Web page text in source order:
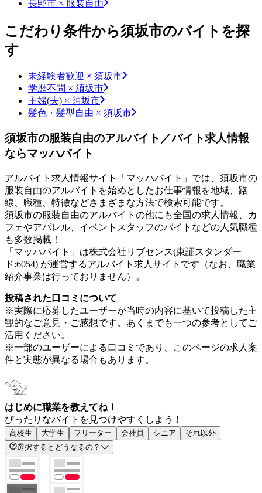
長野市 × 服装自由
こだわり条件から須坂市のバイトを探
す
未経験者歓迎 × 須坂市
学歴不問 × 須坂市
主婦(夫) × 須坂市
髪色・髪型自由 × 須坂市
須坂市の服装自由のアルバイト／バイト求人情報
ならマッハバイト
アルバイト求人情報サイト「マッハバイト」では、須坂市の
服装自由のアルバイトを始めとしたお仕事情報を地域、路
線、職種、特徴などさまざまな方法で検索可能です。
須坂市の服装自由のアルバイトの他にも全国の求人情報、カ
フェやアパレル、イベントスタッフのバイトなどの人気職種
も多数掲載！
「マッハバイト」は株式会社リブセンス(東証スタンダー
ド:6054) が運営するアルバイト求人サイトです（なお、職業
紹介事業は行っておりません）。
投稿された口コミについて
※実際に応募したユーザーが当時の内容に基いて投稿した主
観的なご意見・ご感想です。あくまでも一つの参考としてご
活用ください。
※一部のユーザーによる口コミであり、このページの求人案
件と実態が異なる場合もあります。
はじめに職業を教えてね！
ぴったりなバイトを見つけやすくしよう！
高校生 大学生 フリーター 会社員 シニア
それ以外
選択するとどうなるの？